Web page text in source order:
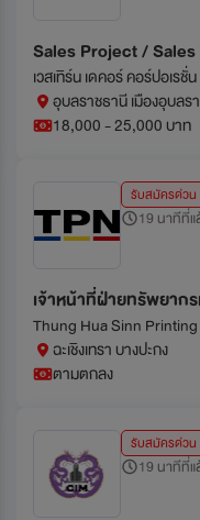
Sales Project /
เวสเทิร์น เดคอร์ คอร์ปอเร
อุบลราชธานี เมืองอุบลร
18,000 - 25,000 บาท
รับสมัครด่วน
19 นาทีที่แ
เจ้าหน้าที่ฝ่ายทรัพยาก
Thung Hua Sinn
ฉะเชิงเทรา บางปะกง
ตามตกลง
รับสมัครด่วน
19 นาทีที่แ